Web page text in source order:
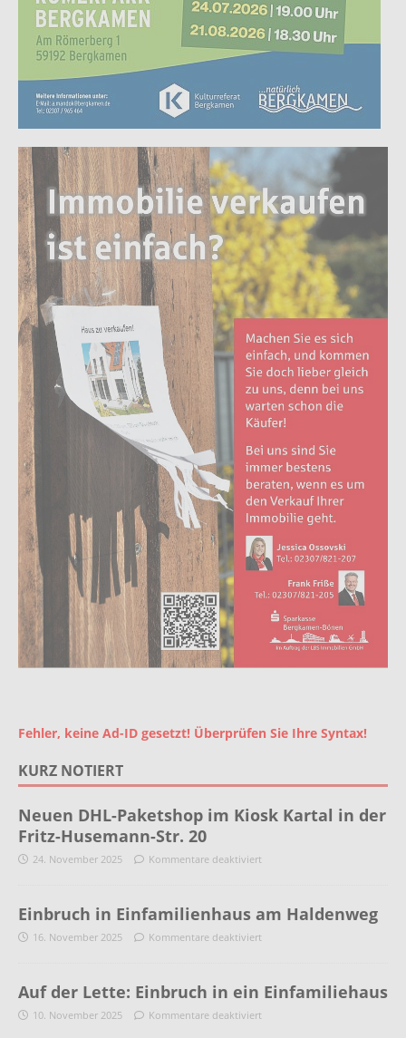
Fehler, keine Ad-ID gesetzt! Überprüfen Sie Ihre Syntax!
KURZ NOTIERT
Neuen DHL-Paketshop im Kiosk Kartal in der
Fritz-Husemann-Str. 20
24. November 2025 Kommentare deaktiviert
Einbruch in Einfamilienhaus am Haldenweg
16. November 2025 Kommentare deaktiviert
Auf der Lette: Einbruch in ein Einfamiliehaus
10. November 2025 Kommentare deaktiviert